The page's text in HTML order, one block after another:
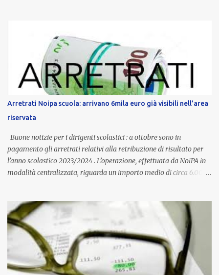
dedicato alle donne vittime di violenza di genere, in linea con la
normativa nazionale e con l’obiettivo di offrire maggiore tutela e
supporto in situazioni delicate. L’indennità provinciale per i docenti
è un unicum in Italia: si tratta di una misura esclusiva della
Provincia autonoma di Bolzano, che integra in maniera stabile lo
stipendio nazionale grazie alle prerogative garantite
dall’autonomia locale. Non è un bonus temporaneo né un
compenso accessorio, ma una voce strutturale di retribuzione,
aggiornata periodicamente in base al cost...
Arretrati Noipa scuola: arrivano 6mila euro già visibili nell’area
riservata
Buone notizie per i dirigenti scolastici : a ottobre sono in
pagamento gli arretrati relativi alla retribuzione di risultato per
l’anno scolastico 2023/2024 . L’operazione, effettuata da NoiPA in
modalità centralizzata, riguarda un importo medio di circa 6.000
ordinaria di ottobre . Cos’è la retribuzione di risultato La
retribuzione di risultato rappresenta la parte variabile dello
stipendio dei dirigenti scolastici. Viene corrisposta per valorizzare
la qualità dell’attività svolta, la gestione delle risorse e il
raggiungimento degli obiettivi fissati dal Ministero dell’Istruzione
e del Merito (MIM) . Per l’anno scolastico 2023/2024, il MIM ha